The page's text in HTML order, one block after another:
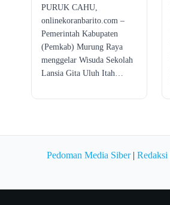
PURUK CAHU,
onlinekoranbarito.com –
Pemerintah Kabupaten
(Pemkab) Murung Raya
menggelar Wisuda Sekolah
Lansia Gita Uluh Itah…
Pedoman Media Siber| Redaksi